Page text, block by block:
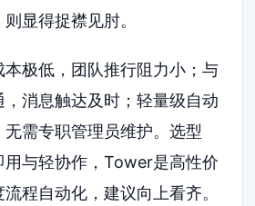
显得捉襟见肘。
本极低，团队推行阻力小；与
消息触达及时；轻量级自动
需专职管理员维护。选型
用与轻协作，Tower是高性价
程自动化，建议向上看齐。